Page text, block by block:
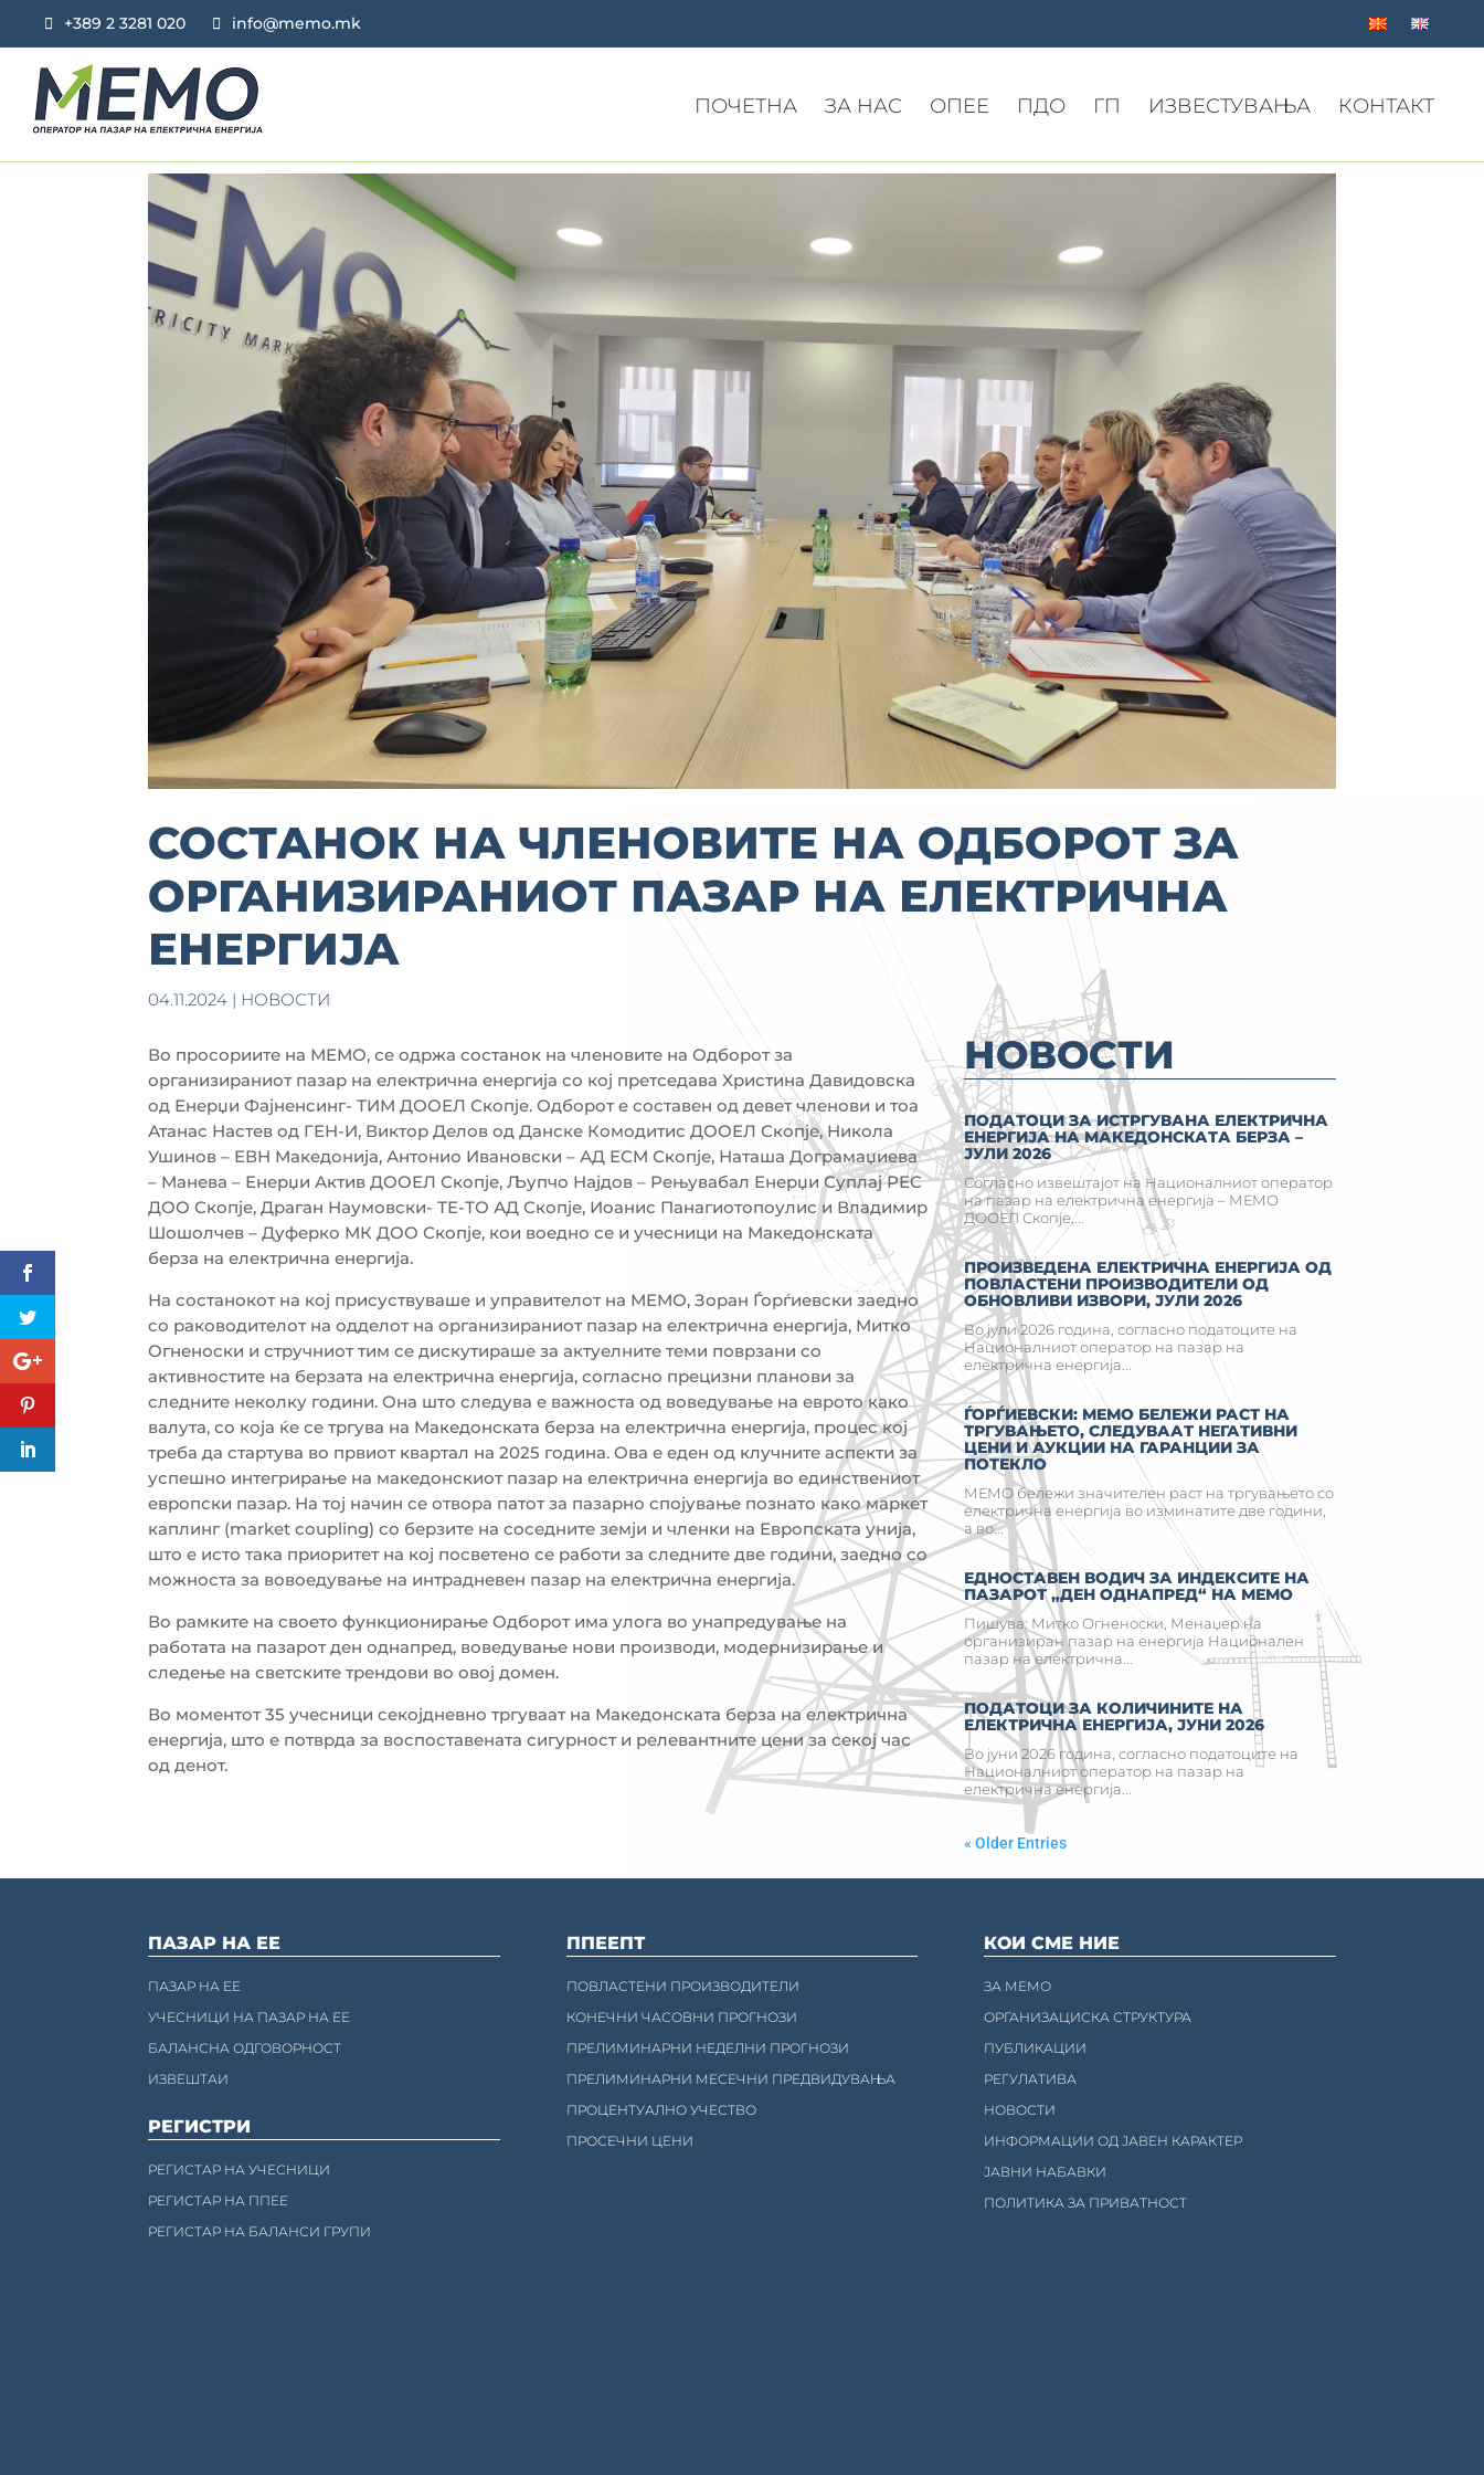
+389 2 3281 020 info@memo.mk
ПОЧЕТНА ЗА НАС ОПЕЕ ПДО ГП ИЗВЕСТУВАЊА КОНТАКТ
СОСТАНОК НА ЧЛЕНОВИТЕ НА ОДБОРОТ ЗА
ОРГАНИЗИРАНИОТ ПАЗАР НА ЕЛЕКТРИЧНА
ЕНЕРГИЈА
04.11.2024 | НОВОСТИ
Во просориите на МЕМО, се одржа состанок на членовите на Одборот за
организираниот пазар на електрична енергија со кој претседава Xристина Давидовска
од Енерџи Фајненсинг- ТИМ ДООЕЛ Скопје. Одборот е составен од девет членови и тоа
Атанас Настев од ГЕН-И, Виктор Делов од Данске Комодитис ДООЕЛ Скопје, Никола
Ушинов – ЕВН Македонија, Антонио Ивановски – АД ЕСМ Скопје, Наташа Дограмаџиева
– Манева – Енерџи Актив ДООЕЛ Скопје, Љупчо Најдов – Рењувабал Енерџи Суплај РЕС
ДООСкопје, Драган Наумовски- ТЕ-ТО АД Скопје, Иоанис Панагиотопоулис и Владимир
Шошолчев – Дуферко МК ДОО Скопје, кои воедно се и учесници на Македонската
берза на електрична енергија.
На состанокот на кој присуствуваше и управителот на МЕМО, Зоран Ѓорѓиевски заедно
со раководителот на одделот на организираниот пазар на електрична енергија, Митко
Огненоски и стручниот тим се дискутираше за актуелните теми поврзани со
активностите на берзата на електрична енергија, согласно прецизни планови за
следните неколку години. Она што следува е важноста од воведување на еврото како
валута, со која ќе се тргува на Македонската берза на електрична енергија, процес кој
треба да стартува во првиот квартал на 2025 година. Ова е еден од клучните аспекти за
успешно интегрирање на македонскиот пазар на електрична енергија во единствениот
европски пазар. На тој начин се отвора патот за пазарно спојување познато како маркет
каплинг (market coupling) со берзите на соседните земји и членки на Европската унија,
што е исто така приоритет на кој посветено се работи за следните две години, заедно со
можноста за вовоедување на интрадневен пазар на електрична енергија.
Во рамките на своето функционирање Одборот има улога во унапредување на
работата на пазарот ден однапред, воведување нови производи, модернизирање и
следење на светските трендови во овој домен.
Во моментот 35 учесници секојдневно тргуваат на Македонската берза на електрична
енергија, што е потврда за воспоставената сигурност и релевантните цени за секој час
од денот.
НОВОСТИ
ПОДАТОЦИ ЗА ИСТРГУВАНА ЕЛЕКТРИЧНА
ЕНЕРГИЈА НА MАКЕДОНСКАТА БЕРЗА –
ЈУЛИ 2026
Согласно извештајот на Националниот оператор
на пазар на електрична енергија – МЕМО
ДООЕЛ Скопје,...
ПРОИЗВЕДЕНА ЕЛЕКТРИЧНА ЕНЕРГИЈА ОД
ПОВЛАСТЕНИ ПРОИЗВОДИТЕЛИ ОД
ОБНОВЛИВИ ИЗВОРИ, ЈУЛИ 2026
Во јули 2026 година, согласно податоците на
Националниот оператор на пазар на
електрична енергија...
ЃОРЃИЕВСКИ: МЕМО БЕЛЕЖИ РАСТ НА
ТРГУВАЊЕТО, СЛЕДУВААТ НЕГАТИВНИ
ЦЕНИ И АУКЦИИ НА ГАРАНЦИИ ЗА
ПОТЕКЛО
МЕМО бележи значителен раст на тргувањето со
електрична енергија во изминатите две години,
а во...
ЕДНОСТАВЕН ВОДИЧ ЗА ИНДЕКСИТЕ НА
ПАЗАРОТ „ДЕН ОДНАПРЕД“ НА МЕМО
Пишува: Митко Огненоски, Менаџер на
организиран пазар на енергија Национален
пазар на електрична...
ПОДАТОЦИ ЗА КОЛИЧИНИТЕ НА
ЕЛЕКТРИЧНА ЕНЕРГИЈА, ЈУНИ 2026
Во јуни 2026 година, согласно податоците на
Националниот оператор на пазар на
електрична енергија...
« Older Entries
ПАЗАР НА ЕЕ
ПАЗАР НА ЕЕ
УЧЕСНИЦИ НА ПАЗАР НА ЕЕ
БАЛАНСНА ОДГОВОРНОСТ
ИЗВЕШТАИ
РЕГИСТРИ
РЕГИСТАР НА УЧЕСНИЦИ
РЕГИСТАР НА ППЕЕ
РЕГИСТАР НА БАЛАНСИ ГРУПИ
ППЕЕПТ
ПОВЛАСТЕНИ ПРОИЗВОДИТЕЛИ
КОНЕЧНИ ЧАСОВНИ ПРОГНОЗИ
ПРЕЛИМИНАРНИ НЕДЕЛНИ ПРОГНОЗИ
ПРЕЛИМИНАРНИ МЕСЕЧНИ ПРЕДВИДУВАЊА
ПРОЦЕНТУАЛНО УЧЕСТВО
ПРОСЕЧНИ ЦЕНИ
КОИ СМЕ НИЕ
ЗА МЕМО
ОРГАНИЗАЦИСКА СТРУКТУРА
ПУБЛИКАЦИИ
РЕГУЛАТИВА
НОВОСТИ
ИНФОРМАЦИИ ОД ЈАВЕН КАРАКТЕР
ЈАВНИ НАБАВКИ
ПОЛИТИКА ЗА ПРИВАТНОСТ